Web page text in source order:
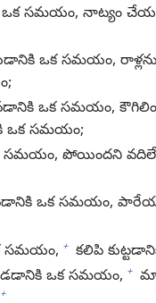
ఒక సమయం, నాట్యం
ఒక సమయం,
ఒక సమయం,
ఒక సమయం;
సమయం, పోయిందని
ఒక సమయం,
సమయం, + కలిపి
ఒక సమయం, +
+